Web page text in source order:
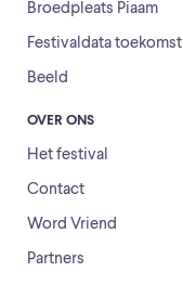
Broedpleats Piaam
Festivaldata toekomst
Beeld
OVER ONS
Het festival
Contact
Word Vriend
Partners